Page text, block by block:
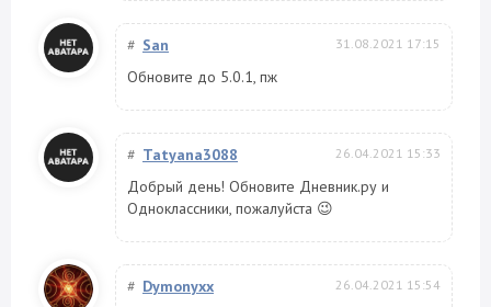
# San 31.08.2021 17:15
Обновите до 5.0.1, пж
# Tatyana3088 26.04.2021 15:33
Добрый день! Обновите Дневник.ру и
Одноклассники, пожалуйста 😉
# Dymonyxx 26.04.2021 15:54